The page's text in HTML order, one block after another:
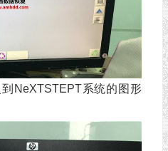
NeXTSTEPT系统的图形